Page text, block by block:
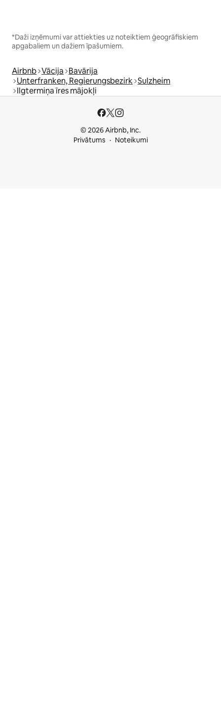
*Daži izņēmumi var attiekties uz noteiktiem ģeogrāfiskiem
apgabaliem un dažiem īpašumiem.
Airbnb Vācija Bavārija
Unterfranken, Regierungsbezirk Sulzheim
Ilgtermiņa īres mājokļi
© 2026 Airbnb, Inc.
Privātums
Noteikumi